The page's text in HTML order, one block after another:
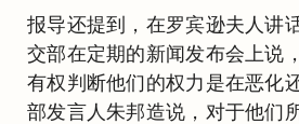
报导还提到，在罗宾逊夫人讲
交部在定期的新闻发布会上说
有权判断他们的权力是在恶化
部发言人朱邦造说，对于他们